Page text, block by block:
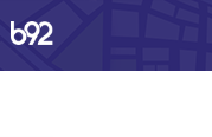
Jagodina